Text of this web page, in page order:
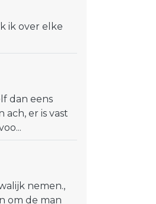
ik over elke
dan eens
ach, er is vast
nemen.,
om de man